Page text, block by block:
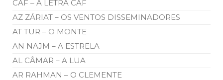
CAF – A LETRA CAF
AZ ZÁRIAT – OS VENTOS DISSEMINADORES
AT TUR – O MONTE
AN NAJM – A ESTRELA
AL CÂMAR – A LUA
AR RAHMAN – O CLEMENTE